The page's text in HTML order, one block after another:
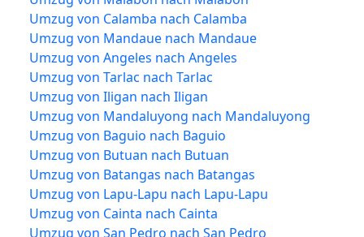
Umzug von Calamba nach Calamba
Umzug von Mandaue nach Mandaue
Umzug von Angeles nach Angeles
Umzug von Tarlac nach Tarlac
Umzug von Iligan nach Iligan
Umzug von Mandaluyong nach Mandaluyong
Umzug von Baguio nach Baguio
Umzug von Butuan nach Butuan
Umzug von Batangas nach Batangas
Umzug von Lapu-Lapu nach Lapu-Lapu
Umzug von Cainta nach Cainta
Umzug von San Pedro nach San Pedro